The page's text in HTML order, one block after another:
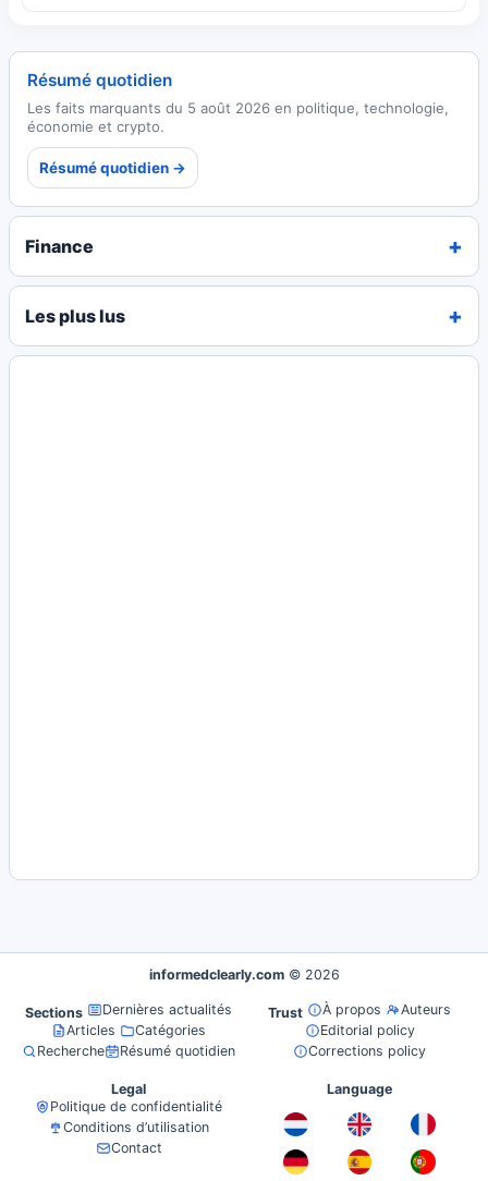
Résumé quotidien
Les faits marquants du 5 août 2026 en politique, technologie,
économie et crypto.
Résumé quotidien →
Finance
Les plus lus
informedclearly.com © 2026
Sections
Dernières actualités
Articles
Catégories
Recherche
Résumé quotidien
Trust À propos
Auteurs
Editorial policy
Corrections policy
Legal
Politique de confidentialité
Conditions d’utilisation
Contact
Language